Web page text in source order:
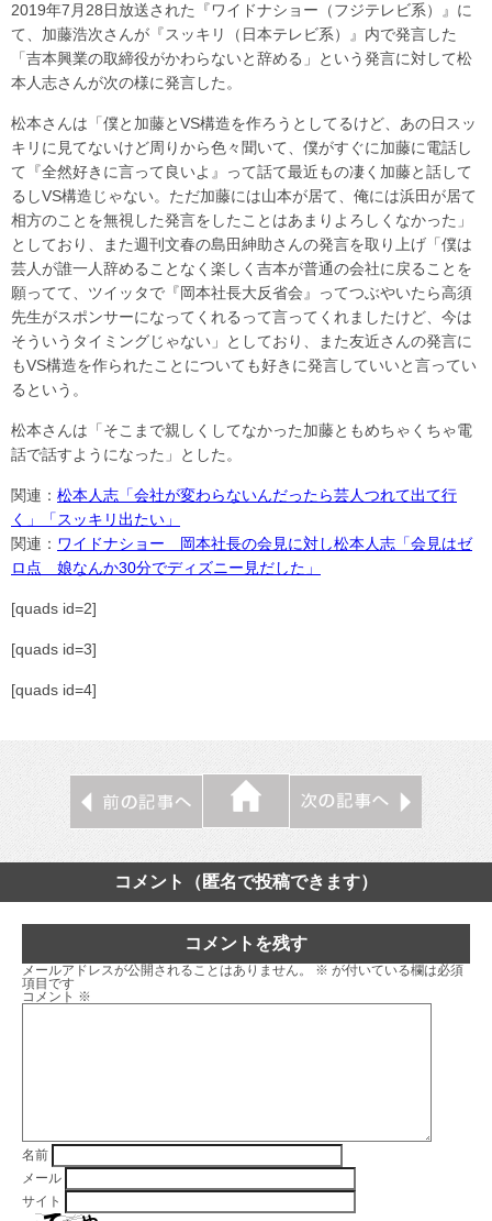
2019年7月28日放送された『ワイドナショー（フジテレビ系）』に
て、加藤浩次さんが『スッキリ（日本テレビ系）』内で発言した
「吉本興業の取締役がかわらないと辞める」という発言に対して松
本人志さんが次の様に発言した。
松本さんは「僕と加藤とVS構造を作ろうとしてるけど、あの日スッ
キリに見てないけど周りから色々聞いて、僕がすぐに加藤に電話し
て『全然好きに言って良いよ』って話て最近もの凄く加藤と話して
るしVS構造じゃない。ただ加藤には山本が居て、俺には浜田が居て
相方のことを無視した発言をしたことはあまりよろしくなかった」
としており、また週刊文春の島田紳助さんの発言を取り上げ「僕は
芸人が誰一人辞めることなく楽しく吉本が普通の会社に戻ることを
願ってて、ツイッタで『岡本社長大反省会』ってつぶやいたら高須
先生がスポンサーになってくれるって言ってくれましたけど、今は
そういうタイミングじゃない」としており、また友近さんの発言に
もVS構造を作られたことについても好きに発言していいと言ってい
るという。
松本さんは「そこまで親しくしてなかった加藤ともめちゃくちゃ電
話で話すようになった」とした。
関連： 松本人志「会社が変わらないんだったら芸人つれて出て行
く」「スッキリ出たい」
関連： ワイドナショー 岡本社長の会見に対し松本人志「会見はゼ
ロ点 娘なんか30分でディズニー見だした」
[quads id=2]
[quads id=3]
[quads id=4]
コメント（匿名で投稿できます）
コメントを残す
メールアドレスが公開されることはありません。 ※ が付いている欄は必須
項目です
コメント ※
名前
メール
サイト